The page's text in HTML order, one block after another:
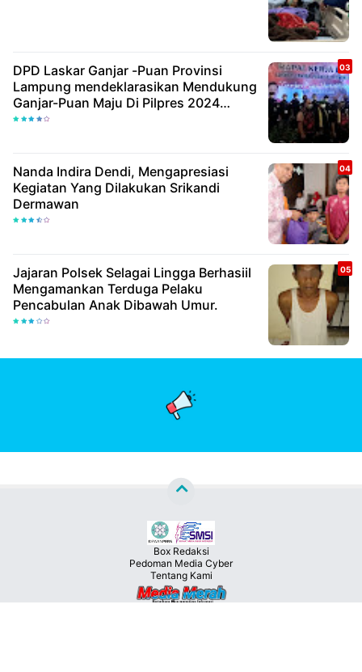
DPD Laskar Ganjar -Puan Provinsi
Lampung mendeklarasikan Mendukung
Ganjar-Puan Maju Di Pilpres 2024
Mendatang
Nanda Indira Dendi, Mengapresiasi
Kegiatan Yang Dilakukan Srikandi
Dermawan
Jajaran Polsek Selagai Lingga Berhasiil
Mengamankan Terduga Pelaku
Pencabulan Anak Dibawah Umur.
Box Redaksi
Pedoman Media Cyber
Tentang Kami